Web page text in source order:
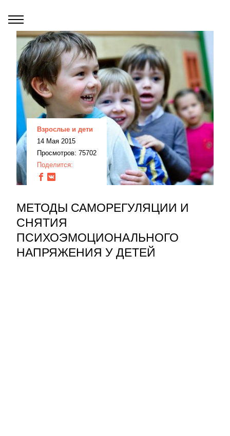
Взрослые и дети
14 Мая 2015
Просмотров: 75702
Поделится:
МЕТОДЫ САМОРЕГУЛЯЦИИ И
СНЯТИЯ
ПСИХОЭМОЦИОНАЛЬНОГО
НАПРЯЖЕНИЯ У ДЕТЕЙ